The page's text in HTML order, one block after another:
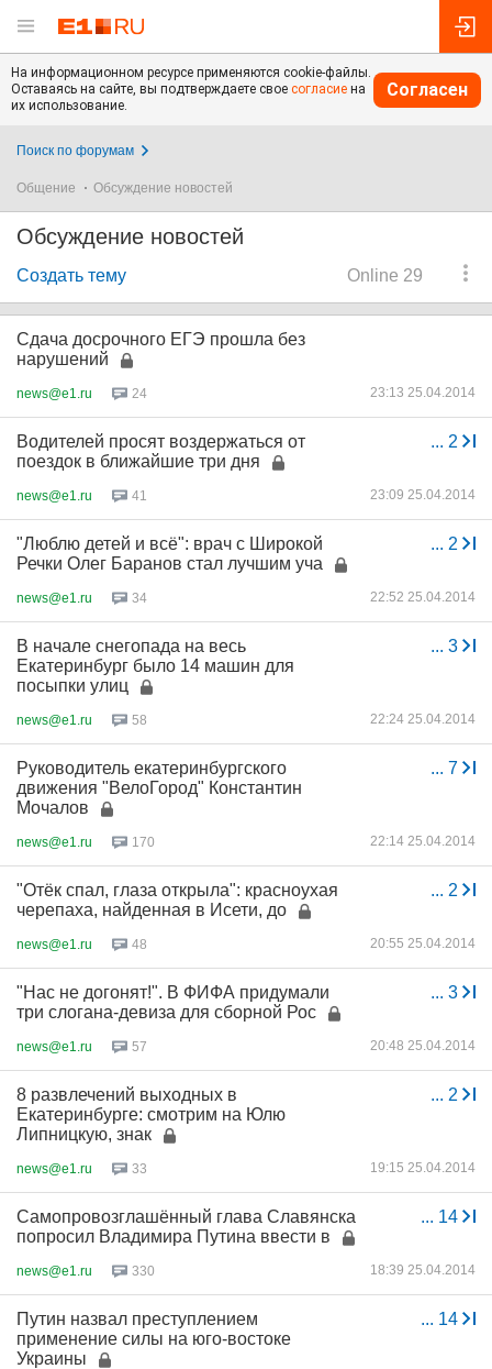
На информационном ресурсе применяются cookie-файлы.
Оставаясь на сайте, вы подтверждаете свое согласие на
их использование.
Согласен
Поиск по форумам
Общение Обсуждение новостей
Обсуждение новостей
Online 29
Создать тему
Сдача досрочного ЕГЭ прошла без
нарушений
news@e1.ru 24 23:13 25.04.2014
... 2
Водителей просят воздержаться от
поездок в ближайшие три дня
news@e1.ru 41 23:09 25.04.2014
... 2
"Люблю детей и всё": врач с Широкой
Речки Олег Баранов стал лучшим уча
news@e1.ru 34 22:52 25.04.2014
... 3
В начале снегопада на весь
Екатеринбург было 14 машин для
посыпки улиц
news@e1.ru 58 22:24 25.04.2014
... 7
Руководитель екатеринбургского
движения "ВелоГород" Константин
Мочалов
news@e1.ru 170 22:14 25.04.2014
... 2
"Отёк спал, глаза открыла": красноухая
черепаха, найденная в Исети, до
news@e1.ru 48 20:55 25.04.2014
... 3
"Нас не догонят!". В ФИФА придумали
три слогана-девиза для сборной Рос
news@e1.ru 57 20:48 25.04.2014
... 2
8 развлечений выходных в
Екатеринбурге: смотрим на Юлю
Липницкую, знак
news@e1.ru 33 19:15 25.04.2014
... 14
Самопровозглашённый глава Славянска
попросил Владимира Путина ввести в
news@e1.ru 330 18:39 25.04.2014
... 14
Путин назвал преступлением
применение силы на юго-востоке
Украины